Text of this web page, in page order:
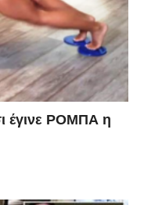
έγινε ΡΟΜΠΑ η